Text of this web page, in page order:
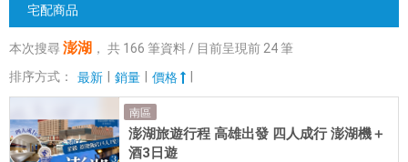
各
國
體
卡
宅配商品
本次搜尋 澎湖 ， 共 166 筆資料 / 目前呈現前 24 筆
排序方式：
最新 銷量 價格
南區
澎湖旅遊行程 高雄出發 四人成行 澎湖機＋
酒3日遊